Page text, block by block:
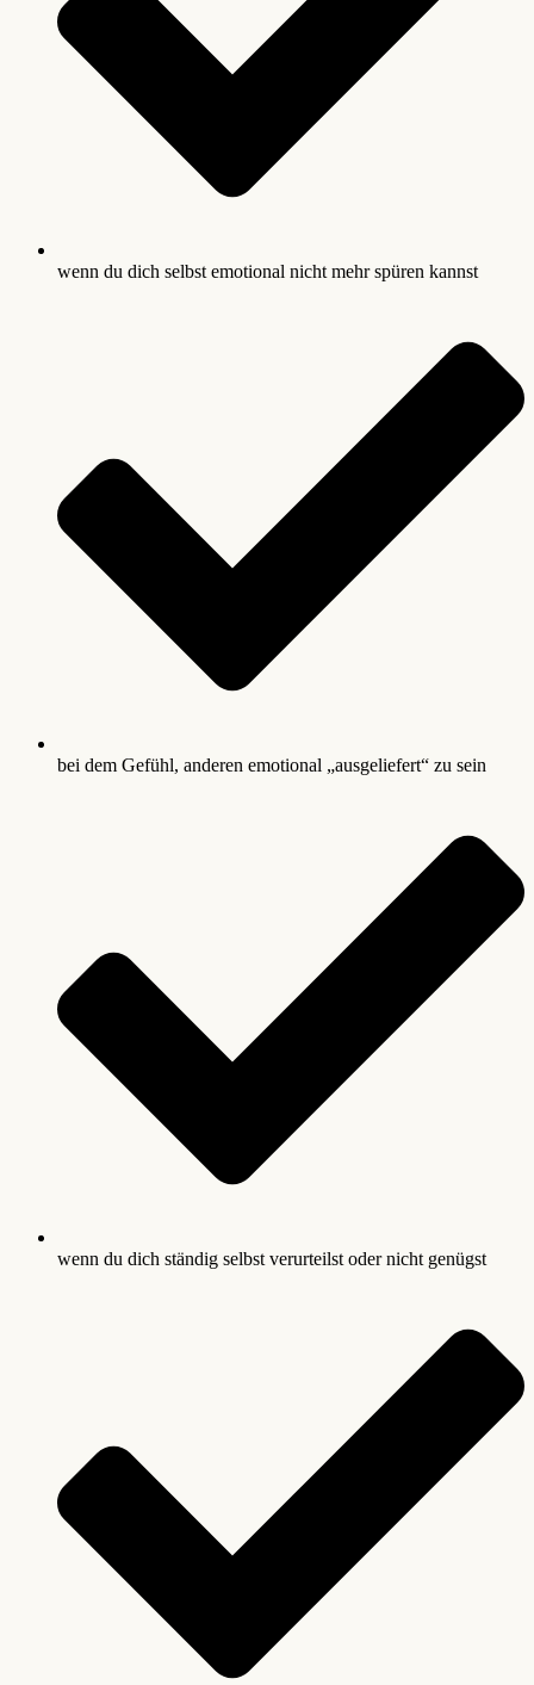
wenn du dich selbst emotional nicht mehr spüren kannst
bei dem Gefühl, anderen emotional „ausgeliefert“ zu sein
wenn du dich ständig selbst verurteilst oder nicht genügst